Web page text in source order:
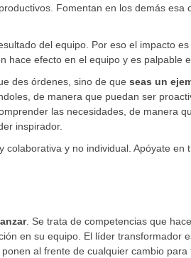
Fomentan en los demás esa
del equipo. Por eso el impacto
hace efecto en el equipo y es palpable
des órdenes, sino de que seas un
de manera que puedan ser
las necesidades, de manera
inspirador.
y no individual. Apóyate en
. Se trata de competencias que
en su equipo. El líder transformador
al frente de cualquier cambio para